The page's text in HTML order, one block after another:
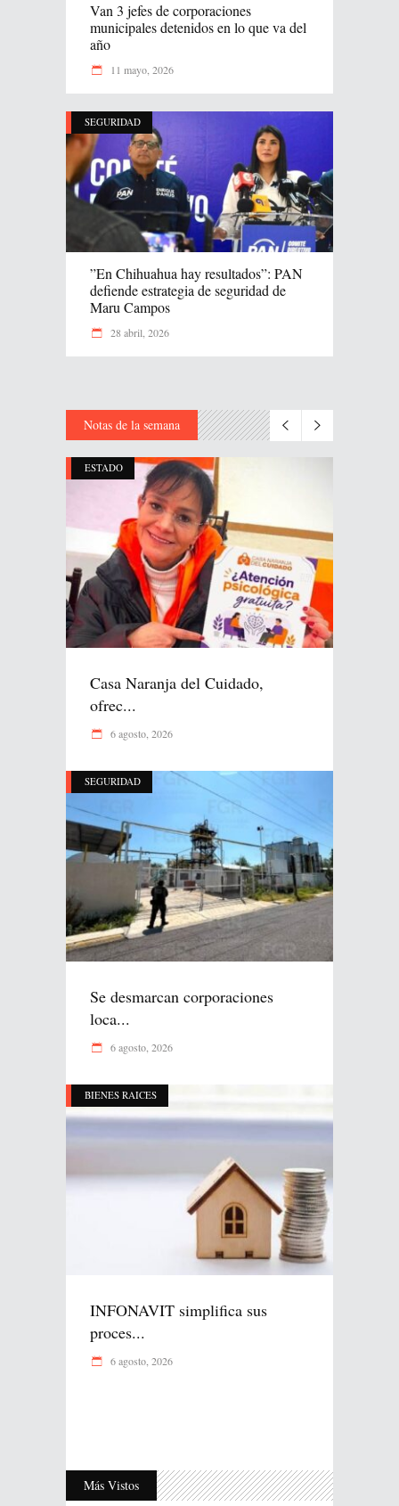
Van 3 jefes de corporaciones
municipales detenidos en lo que va del
año
11 mayo, 2026
SEGURIDAD
”En Chihuahua hay resultados”: PAN
defiende estrategia de seguridad de
Maru Campos
28 abril, 2026
Notas de la semana
ESTADO
Casa Naranja del Cuidado,
ofrec...
6 agosto, 2026
SEGURIDAD
Se desmarcan corporaciones
loca...
6 agosto, 2026
BIENES RAICES
INFONAVIT simplifica sus
proces...
6 agosto, 2026
Más Vistos